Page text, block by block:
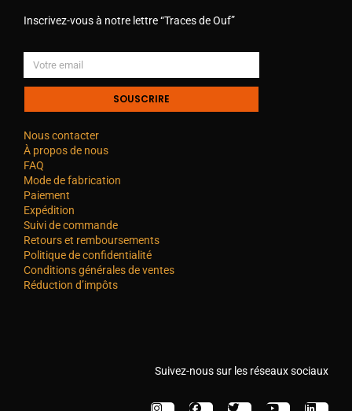
Inscrivez-vous à notre lettre “Traces de Ouf”
SOUSCRIRE
Nous contacter
À propos de nous
FAQ
Mode de fabrication
Paiement
Expédition
Suivi de commande
Retours et remboursements
Politique de confidentialité
Conditions générales de ventes
Réduction d’impôts
Suivez-nous sur les réseaux sociaux